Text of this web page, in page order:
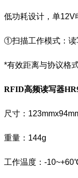
低功耗设计，单12V
①扫描工作模式：读
*有效距离与协议格
RFID高频读写器
尺寸：
重量：144g
工作温度：-